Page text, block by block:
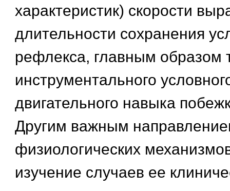
характеристик) скорости
длительности сохранения
рефлекса, главным образом
инструментального
двигательного навыка
Другим важным
физиологических
изучение случаев ее